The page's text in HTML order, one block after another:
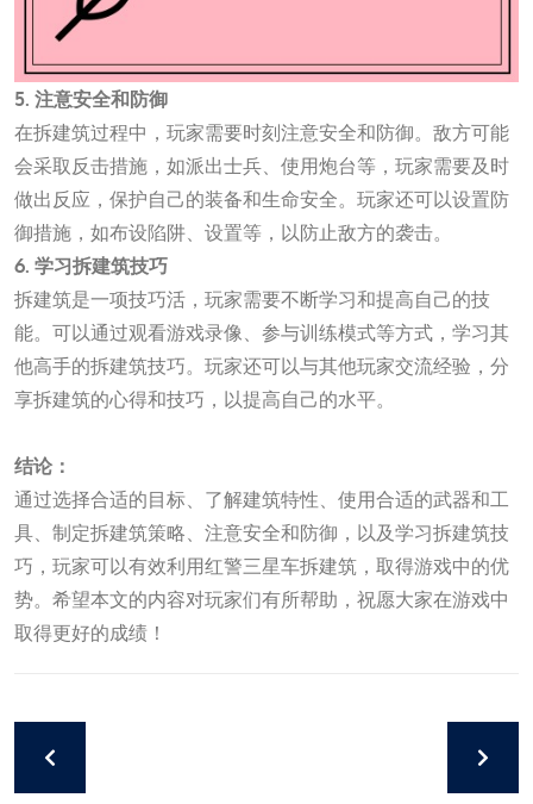
5. 注意安全和防御
在拆建筑过程中，玩家需要时刻注意安全和防御。敌方可能
会采取反击措施，如派出士兵、使用炮台等，玩家需要及时
做出反应，保护自己的装备和生命安全。玩家还可以设置防
御措施，如布设陷阱、设置等，以防止敌方的袭击。
6. 学习拆建筑技巧
拆建筑是一项技巧活，玩家需要不断学习和提高自己的技
能。可以通过观看游戏录像、参与训练模式等方式，学习其
他高手的拆建筑技巧。玩家还可以与其他玩家交流经验，分
享拆建筑的心得和技巧，以提高自己的水平。
结论：
通过选择合适的目标、了解建筑特性、使用合适的武器和工
具、制定拆建筑策略、注意安全和防御，以及学习拆建筑技
巧，玩家可以有效利用红警三星车拆建筑，取得游戏中的优
势。希望本文的内容对玩家们有所帮助，祝愿大家在游戏中
取得更好的成绩！